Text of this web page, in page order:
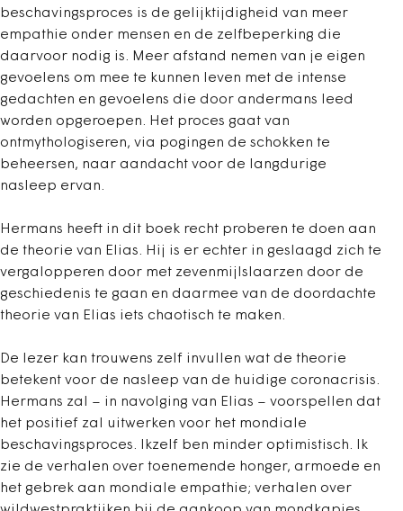
beschavingsproces is de gelijktijdigheid van meer
empathie onder mensen en de zelfbeperking die
daarvoor nodig is. Meer afstand nemen van je eigen
gevoelens om mee te kunnen leven met de intense
gedachten en gevoelens die door andermans leed
worden opgeroepen. Het proces gaat van
ontmythologiseren, via pogingen de schokken te
beheersen, naar aandacht voor de langdurige
nasleep ervan.
Hermans heeft in dit boek recht proberen te doen aan
de theorie van Elias. Hij is er echter in geslaagd zich te
vergalopperen door met zevenmijlslaarzen door de
geschiedenis te gaan en daarmee van de doordachte
theorie van Elias iets chaotisch te maken.
De lezer kan trouwens zelf invullen wat de theorie
betekent voor de nasleep van de huidige coronacrisis.
Hermans zal – in navolging van Elias – voorspellen dat
het positief zal uitwerken voor het mondiale
beschavingsproces. Ikzelf ben minder optimistisch. Ik
zie de verhalen over toenemende honger, armoede en
het gebrek aan mondiale empathie; verhalen over